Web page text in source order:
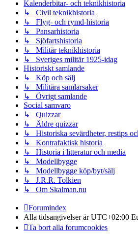
Kalenderbitar- och teknikhistoria
↳ Civil teknikhistoria
↳ Flyg- och rymd-historia
↳ Pansarhistoria
↳ Sjöfartshistoria
↳ Militär teknikhistoria
↳ Sveriges militär 1925-idag
Historiskt samlande
↳ Köp och sälj
↳ Militära samlarsaker
↳ Övrigt samlande
Social samvaro
↳ Quizzar
↳ Äldre quizzar
↳ Historiska sevärdheter, restips
↳ Kontrafaktisk historia
↳ Historia i litteratur och media
↳ Modellbygge
↳ Modellbygge köp/byt/sälj
↳ J.R.R. Tolkien
↳ Om Skalman.nu
Forumindex
Alla tidsangivelser är UTC+02:00
Ta bort alla forumcookies